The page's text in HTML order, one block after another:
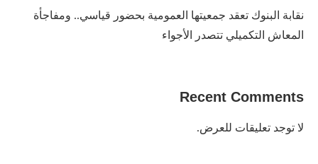
نقابة البنوك تعقد جمعيتها العمومية بحضور قياسي.. ومفاجأة
المعاش التكميلي تتصدر الأجواء
Recent Comments
لا توجد تعليقات للعرض.